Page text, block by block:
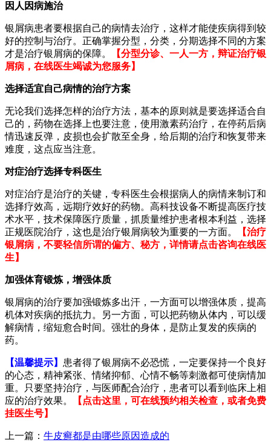
因人因病施治
银屑病患者要根据自己的病情去治疗，这样才能使疾病得到较
好的控制与治疗。正确掌握分型，分类，分期选择不同的方案
才是治疗银屑病的保障。
【分型分诊、一人一方，辩证治疗银
屑病，在线医生竭诚为您服务】
选择适宜自己病情的治疗方案
无论我们选择怎样的治疗方法，基本的原则就是要选择适合自
己的，药物在选择上也要注意，使用激素药治疗，在停药后病
情迅速反弹，皮损也会扩散至全身，给后期的治疗和恢复带来
难度，这点应当注意。
对症治疗选择专科医生
对症治疗是治疗的关键，专科医生会根据病人的病情来制订和
选择疗效高，远期疗效好的药物。高科技设备不断提高医疗技
术水平，技术保障医疗质量，抓质量维护患者根本利益，选择
正规医院治疗，这也是治疗银屑病较为重要的一方面。
【治疗
银屑病，不要轻信所谓的偏方、秘方，详情请点击咨询在线医
生】
加强体育锻炼，增强体质
银屑病的治疗要加强锻炼多出汗，一方面可以增强体质，提高
机体对疾病的抵抗力。另一方面，可以把药物从体内，可以缓
解病情，缩短愈合时间。强壮的身体，是防止复发的疾病的
药。
【温馨提示】 患者得了银屑病不必恐慌，一定要保持一个良好
的心态，精神紧张、情绪抑郁、心情不畅等刺激都可使病情加
重。只要坚持治疗，与医师配合治疗，患者可以看到临床上相
应的治疗效果。
【点击这里，可在线预约相关检查，或者免费
挂医生号】
上一篇： 牛皮癣都是由哪些原因造成的